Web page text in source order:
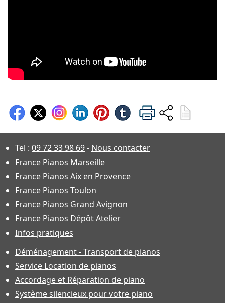
Tel : 09 72 33 98 69- Nous contacter
France Pianos Marseille
France Pianos Aix en Provence
France Pianos Toulon
France Pianos Grand Avignon
France Pianos Dépôt Atelier
Infos pratiques
Déménagement - Transport de pianos
Service Location de pianos
Accordage et Réparation de piano
Système silencieux pour votre piano